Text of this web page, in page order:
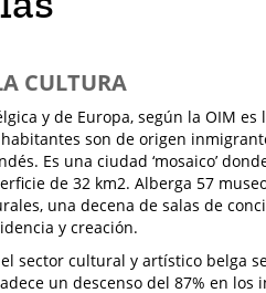
CULTURA
y de Europa, según la OIM
son de origen
Es una ciudad ‘mosaico’
de 32 km2. Alberga 57
una decena de salas de
y creación.
sector cultural y artístico belga
un descenso del 87% en los